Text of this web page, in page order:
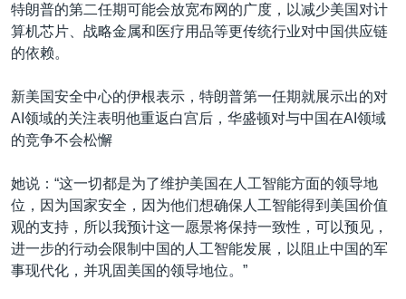
特朗普的第二任期可能会放宽布网的广度，以减少美国对计
算机芯片、战略金属和医疗用品等更传统行业对中国供应链
的依赖。
新美国安全中心的伊根表示，特朗普第一任期就展示出的对
AI领域的关注表明他重返白宫后，华盛顿对与中国在AI领域
的竞争不会松懈
她说：“这一切都是为了维护美国在人工智能方面的领导地
位，因为国家安全，因为他们想确保人工智能得到美国价值
观的支持，所以我预计这一愿景将保持一致性，可以预见，
进一步的行动会限制中国的人工智能发展，以阻止中国的军
事现代化，并巩固美国的领导地位。”